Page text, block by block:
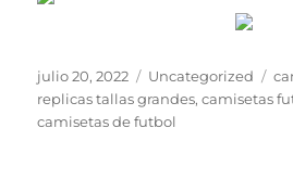
Publicado
el
julio 20, 2022 Categorías
Uncategorized
replicas tallas grandes,camisetas
camisetas de futbol